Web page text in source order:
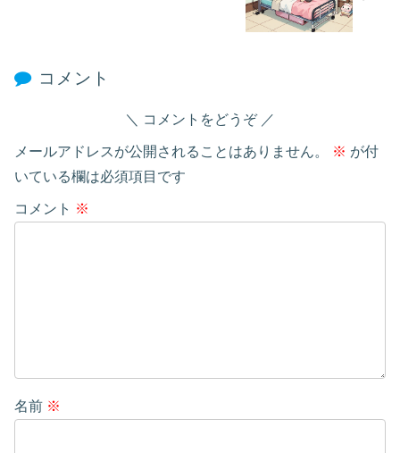
コメント
コメントをどうぞ
メールアドレスが公開されることはありません。 ※ が付
いている欄は必須項目です
コメント ※
名前 ※